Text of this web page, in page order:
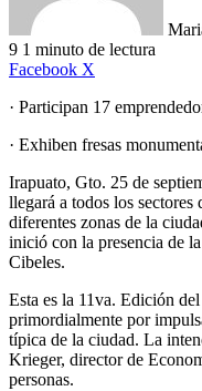
9 1 minuto de lectura
Facebook X
· Participan 17
· Exhiben fresas
Irapuato, Gto. 25 de
llegará a todos los sectores
diferentes zonas de la
inició con la presencia de
Cibeles.
Esta es la 11va. Edición
primordialmente por
típica de la ciudad. La
Krieger, director de
personas.